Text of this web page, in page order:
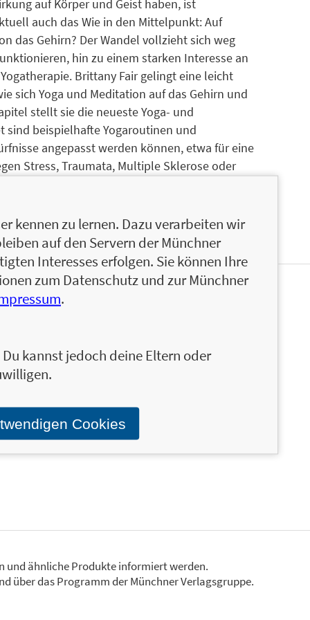
auf Körper und Geist haben, ist
auch das Wie in den Mittelpunkt: Auf
das Gehirn? Der Wandel vollzieht sich weg
hin zu einem starken Interesse an
Brittany Fair gelingt eine leicht
sich Yoga und Meditation auf das Gehirn und
stellt sie die neueste Yoga- und
sind beispielhafte Yogaroutinen und
angepasst werden können, etwa für eine
Stress, Traumata, Multiple Sklerose oder
Zielgruppen einzugehen.
Moderatorin und Yogalehrerin. In erster
Verständnis dafür zu vermitteln, wie
hat sie den Yogaworkshop NeuroFlow
Institute of Technology (MIT). Brittany arbeitet
an einem biologischen
und ähnliche Produkte informiert werden.
über das Programm der Münchner Verlagsgruppe.
kennen zu lernen. Dazu verarbeiten wir
auf den Servern der Münchner
Interesses erfolgen. Sie können Ihre
zum Datenschutz und zur Münchner
.
kannst jedoch deine Eltern oder
Cookies